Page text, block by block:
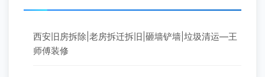
西安旧房拆除|老房拆迁拆旧|砸墙铲墙|垃圾清运—王
师傅装修